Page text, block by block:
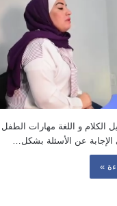
الكلام و اللغة مهارات الطفل
الإجابة عن الأسئلة بشكل…
»